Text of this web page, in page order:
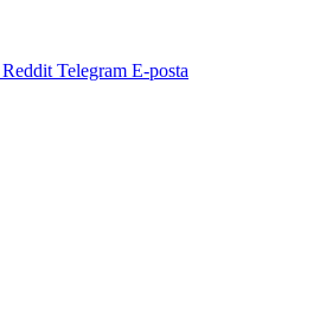
Reddit Telegram E-posta